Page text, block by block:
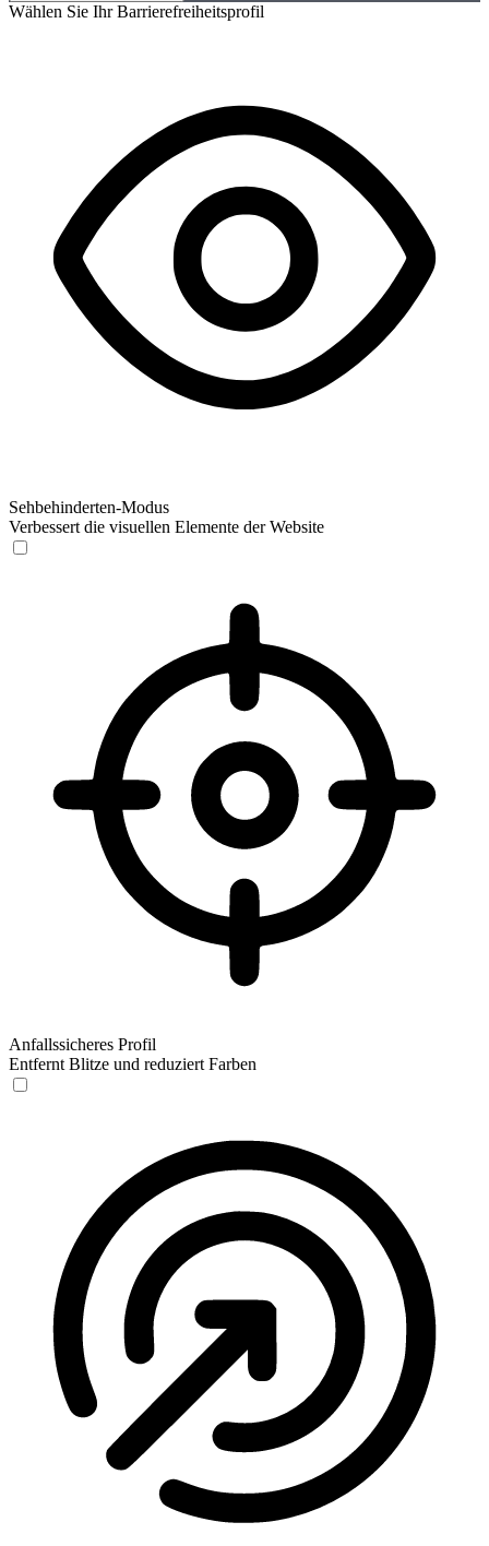
Wählen Sie Ihr Barrierefreiheitsprofil
Sehbehinderten-Modus
Verbessert die visuellen Elemente der Website
Anfallssicheres Profil
Entfernt Blitze und reduziert Farben